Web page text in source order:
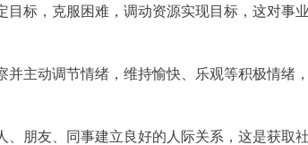
目标，克服困难，调动资源实现目标，这对事
并主动调节情绪，维持愉快、乐观等积极情绪
、朋友、同事建立良好的人际关系，这是获取